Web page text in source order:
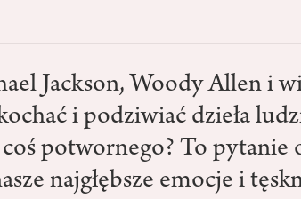
Jackson, Woody Allen i
i podziwiać dzieła
potwornego? To pytanie
najgłębsze emocje i